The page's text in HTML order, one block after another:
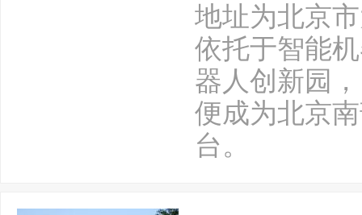
地址为北京
依托于智能
器人创新园
便成为北京
台。